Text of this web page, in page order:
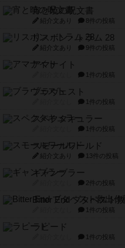
宵と暁の呪文書
紹介文あり 8件の投稿
リスボン・トラム 28
紹介文あり 9件の投稿
アマナイト
1件の投稿
ブラヴェスト
1件の投稿
スペクタキュラー
1件の投稿
スモールワールド
紹介文あり 13件の投稿
ギャンブラー
2件の投稿
Bitter End ブタペスト
1件の投稿
ラピード
1件の投稿